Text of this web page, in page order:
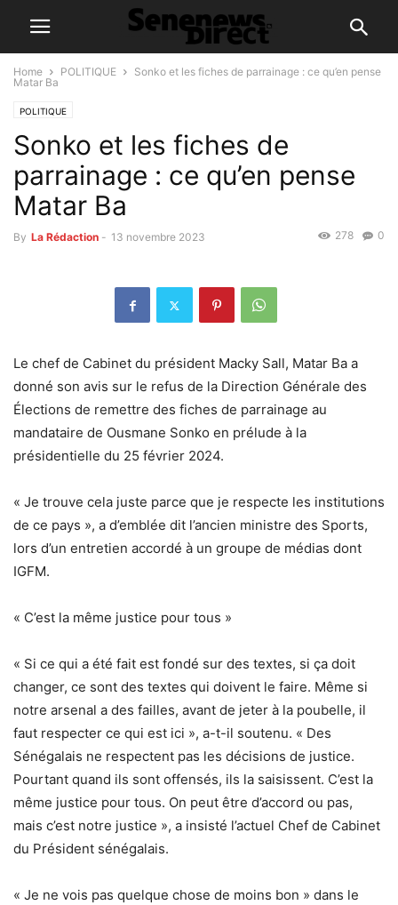
Home POLITIQUE
Sonko et les fiches de parrainage : ce qu’en pense
Matar Ba
POLITIQUE
Sonko et les fiches de
parrainage : ce qu’en pense
Matar Ba
By La Rédaction - 13 novembre 2023 0
278
Le chef de Cabinet du président Macky Sall, Matar Ba a
donné son avis sur le refus de la Direction Générale des
Élections de remettre des fiches de parrainage au
mandataire de Ousmane Sonko en prélude à la
présidentielle du 25 février 2024.
« Je trouve cela juste parce que je respecte les institutions
de ce pays », a d’emblée dit l’ancien ministre des Sports,
lors d’un entretien accordé à un groupe de médias dont
IGFM.
« C’est la même justice pour tous »
« Si ce qui a été fait est fondé sur des textes, si ça doit
changer, ce sont des textes qui doivent le faire. Même si
notre arsenal a des failles, avant de jeter à la poubelle, il
faut respecter ce qui est ici », a-t-il soutenu. « Des
Sénégalais ne respectent pas les décisions de justice.
Pourtant quand ils sont offensés, ils la saisissent. C’est la
même justice pour tous. On peut être d’accord ou pas,
mais c’est notre justice », a insisté l’actuel Chef de Cabinet
du Président sénégalais.
« Je ne vois pas quelque chose de moins bon » dans le